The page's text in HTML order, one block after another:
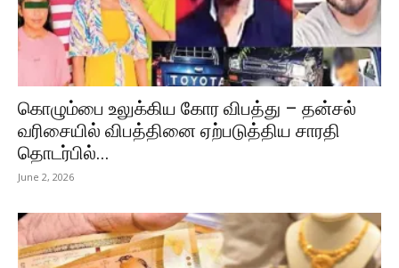
கொழும்பை உலுக்கிய கோர விபத்து – தன்சல்
வரிசையில் விபத்தினை ஏற்படுத்திய சாரதி
தொடர்பில்...
June 2, 2026